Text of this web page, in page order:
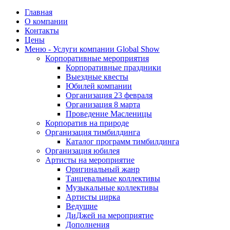
Главная
О компании
Контакты
Цены
Меню - Услуги компании Global Show
Корпоративные мероприятия
Корпоративные праздники
Выездные квесты
Юбилей компании
Организация 23 февраля
Организация 8 марта
Проведение Масленицы
Корпоратив на природе
Организация тимбилдинга
Каталог программ тимбилдинга
Организация юбилея
Артисты на мероприятие
Оригинальный жанр
Танцевальные коллективы
Музыкальные коллективы
Артисты цирка
Ведущие
ДиДжей на мероприятие
Дополнения